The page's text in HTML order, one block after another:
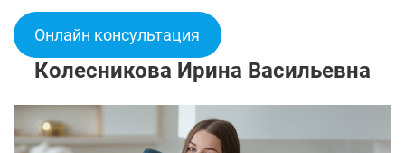
Онлайн консультация
Колесникова Ирина Васильевна